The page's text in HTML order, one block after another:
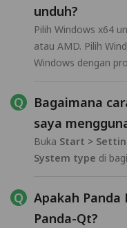
unduh?
Pilih Windows x64
atau AMD. Pilih
Windows dengan
Bagaimana
saya
Buka Start >
System type di
Apakah Panda
Panda-Qt?